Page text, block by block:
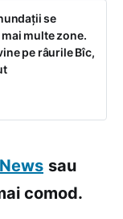
se
multe zone.
pe râurile Bîc,
sau
comod.